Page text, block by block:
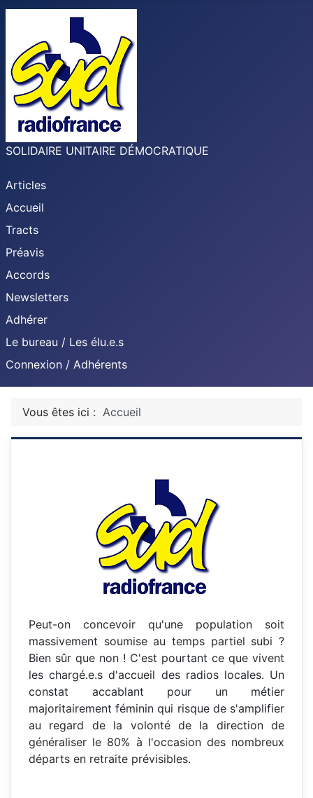
SOLIDAIRE UNITAIRE DÉMOCRATIQUE
Articles
Accueil
Tracts
Préavis
Accords
Newsletters
Adhérer
Le bureau / Les élu.e.s
Connexion / Adhérents
Vous êtes ici : Accueil
Peut-on concevoir qu'une population soit
massivement soumise au temps partiel subi ?
Bien sûr que non ! C'est pourtant ce que vivent
les chargé.e.s d'accueil des radios locales. Un
constat accablant pour un métier
majoritairement féminin qui risque de s'amplifier
au regard de la volonté de la direction de
généraliser le 80% à l'occasion des nombreux
départs en retraite prévisibles.